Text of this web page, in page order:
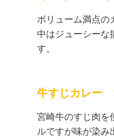
ボリューム満点の
中はジューシーな
す。
牛すじカレー
宮崎牛のすじ肉を
ルですが味が染み